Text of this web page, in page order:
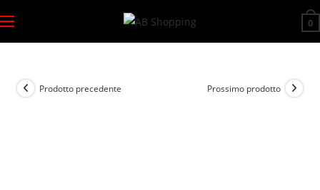
al
contenuto
0
Prodotto precedente Prossimo prodotto